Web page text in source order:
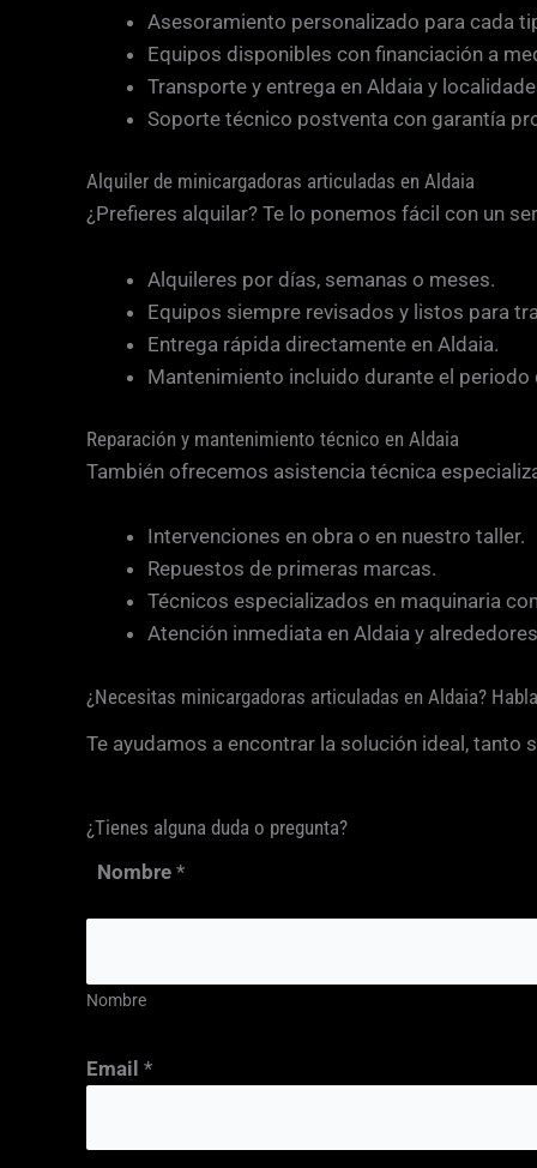
Asesoramiento personalizado para cada
Equipos disponibles con financiación a
Transporte y entrega en Aldaia y
Soporte técnico postventa con garantía
Alquiler de minicargadoras articuladas en Aldaia
¿Prefieres alquilar? Te lo ponemos fácil con un
Alquileres por días, semanas o meses.
Equipos siempre revisados y listos para
Entrega rápida directamente en Aldaia.
Mantenimiento incluido durante el periodo
Reparación y mantenimiento técnico en Aldaia
También ofrecemos asistencia técnica
Intervenciones en obra o en nuestro taller.
Repuestos de primeras marcas.
Técnicos especializados en maquinaria
Atención inmediata en Aldaia y
¿Necesitas minicargadoras articuladas en Aldaia?
Te ayudamos a encontrar la solución ideal, tanto
¿Tienes alguna duda o pregunta?
Nombre *
Nombre
o
e
Email *